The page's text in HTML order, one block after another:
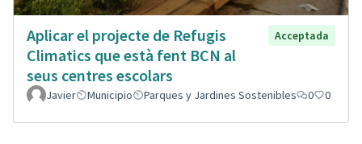
Aplicar el projecte de Refugis
Climatics que està fent BCN al
seus centres escolars
Acceptada
Javier Municipio Parques y Jardines Sostenibles 0 0